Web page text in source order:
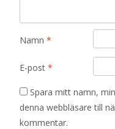
Namn *
E-post *
Spara mitt namn,
denna webbläsare till
kommentar.